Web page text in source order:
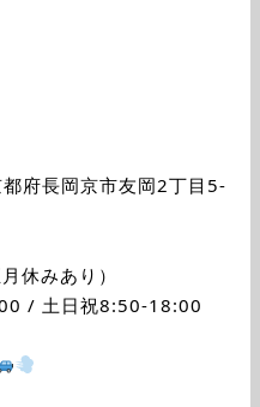
府長岡京市友岡2丁目5-
休みあり）
/ 土日祝8:50-18:00